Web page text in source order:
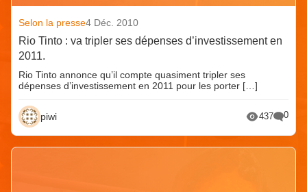
Selon la presse4 Déc. 2010
Rio Tinto : va tripler ses dépenses d’investissement en
2011.
Rio Tinto annonce qu’il compte quasiment tripler ses
dépenses d’investissement en 2011 pour les porter […]
piwi 437 0